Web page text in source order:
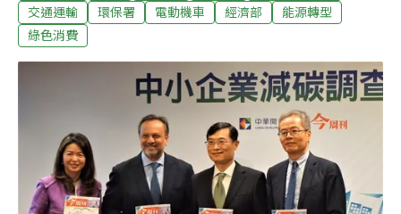
並無相關預算。該項「Let's go電動一下」的政見也遭專家
批評可行性低，是政策買票的作法，難以達成減碳效果。
而且基隆現行運輸環境不適合更多私人運具進入，若要送
5萬輛電動機車，恐怕馬路會先被塞爆。財政可行性低、
運輸環境體質不好 送機車恐「把馬路漲滿」謝國樑團隊在
去（2021）年10月提出「Let's go電動一下」政見，青年
只要連續四年、每年「做公益」滿四小時，就有資格申請
免費電動機車，名額為5萬輛。雖有一條「汰舊換新優
先」，但基本上是直接贈送。謝國樑曾表示，基隆2021年
淘汰約600輛燃油機車為電動機車，估計要花300年才能將
交通運輸
環保署 電動機車 經濟部
能源轉型
綠色消費